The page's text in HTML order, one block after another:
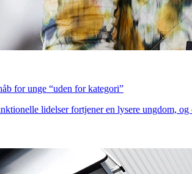
for unge “uden for kategori”
lidelser fortjener en lysere ungdom,